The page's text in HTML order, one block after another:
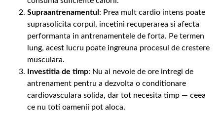
Supraantrenamentul : Prea mult cardio intens poate
suprasolicita corpul, incetini recuperarea si afecta
performanta in antrenamentele de forta. Pe termen
lung, acest lucru poate ingreuna procesul de crestere
musculara.
Investitia de timp: Nu ai nevoie de ore intregi de
antrenament pentru a dezvolta o conditionare
cardiovasculara solida, dar tot necesita timp — ceea
ce nu toti oamenii pot aloca.